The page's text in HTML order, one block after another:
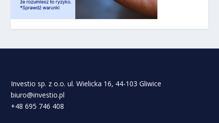
Investio sp. z o.o. ul. Wielicka 16, 44-103 Gliwice
biuro@investio.pl
+48 695 746 408